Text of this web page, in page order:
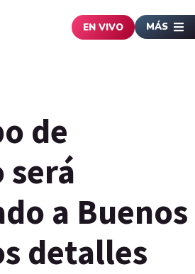
EN VIVO MÁS
de
a Buenos
detalles